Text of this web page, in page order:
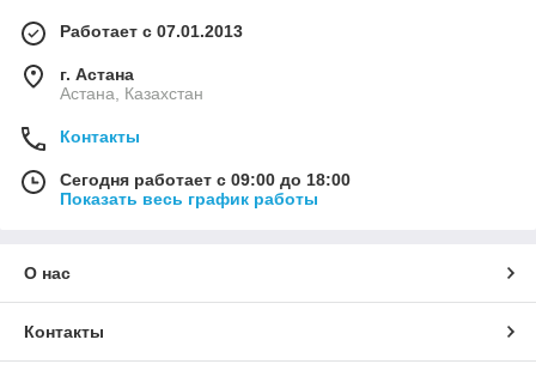
Работает с 07.01.2013
г. Астана
Астана, Казахстан
Контакты
Сегодня работает с 09:00 до 18:00
Показать весь график работы
О нас
Контакты